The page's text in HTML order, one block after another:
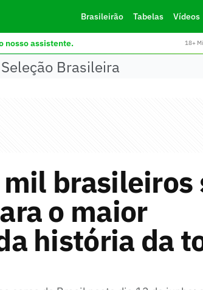
Brasileirão Tabelas Vídeos
nosso assistente. 18+
Seleção Brasileira
brasileiros
o maior
história da